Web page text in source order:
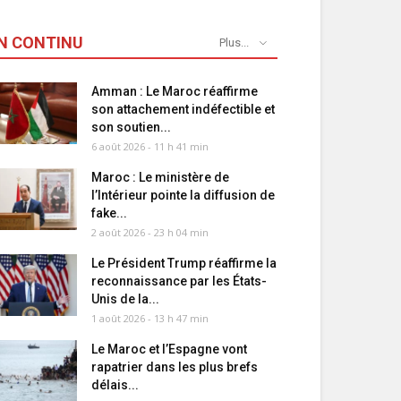
CONTINU Plus...
Amman : Le Maroc réaffirme
son attachement indéfectible et
son soutien...
6 août 2026 - 11 h 41 min
Maroc : Le ministère de
l’Intérieur pointe la diffusion de
fake...
2 août 2026 - 23 h 04 min
Le Président Trump réaffirme la
reconnaissance par les États-
Unis de la...
1 août 2026 - 13 h 47 min
Le Maroc et l’Espagne vont
rapatrier dans les plus brefs
délais...